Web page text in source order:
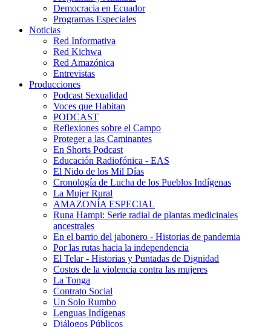
Democracia en Ecuador
Programas Especiales
Noticias
Red Informativa
Red Kichwa
Red Amazónica
Entrevistas
Producciones
Podcast Sexualidad
Voces que Habitan
PODCAST
Reflexiones sobre el Campo
Proteger a las Caminantes
En Shorts Podcast
Educación Radiofónica - EAS
El Nido de los Mil Días
Cronología de Lucha de los Pueblos Indígenas
La Mujer Rural
AMAZONÍA ESPECIAL
Runa Hampi: Serie radial de plantas medicinales
ancestrales
En el barrio del jabonero - Historias de pandemia
Por las rutas hacia la independencia
El Telar - Historias y Puntadas de Dignidad
Costos de la violencia contra las mujeres
La Tonga
Contrato Social
Un Solo Rumbo
Lenguas Indígenas
Diálogos Públicos